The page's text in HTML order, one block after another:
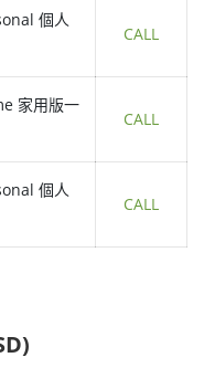
個人
CALL
家用版一
CALL
個人
CALL